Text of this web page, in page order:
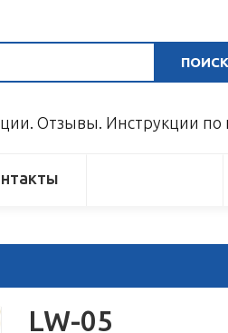
ПОИСК
Отзывы. Инструкции
LW-05